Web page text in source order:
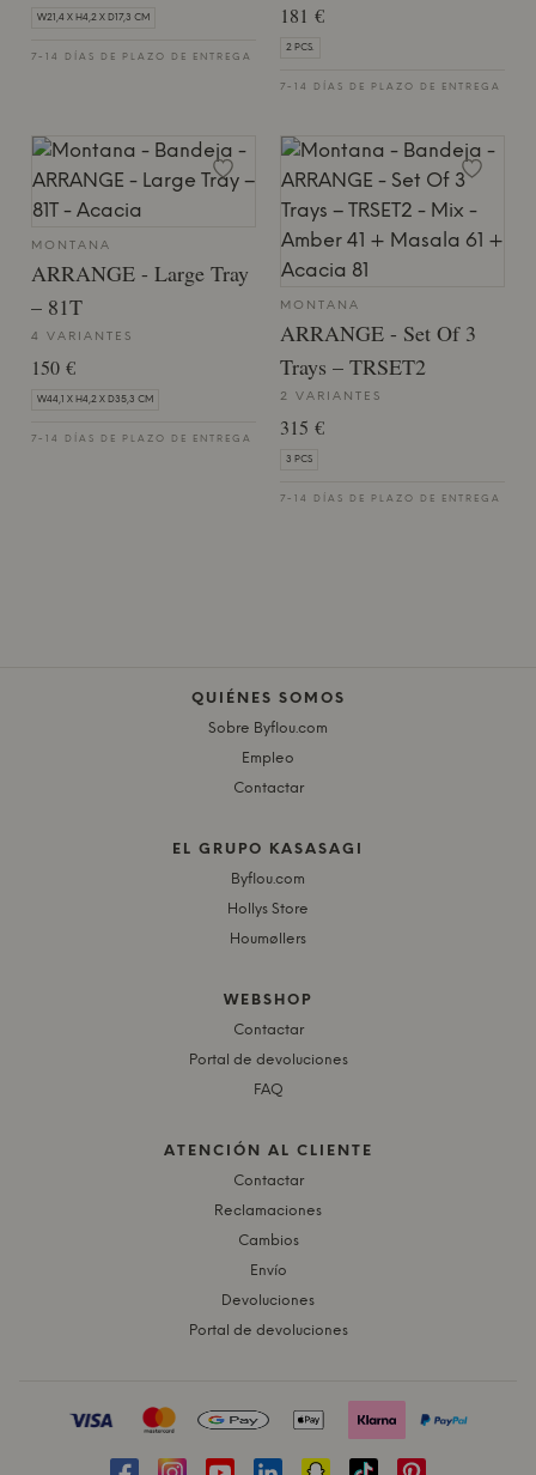
W21,4 X H4,2 X D17,3 CM
7-14 DÍAS DE PLAZO DE ENTREGA
181 €
2 PCS.
7-14 DÍAS DE PLAZO DE ENTREGA
MONTANA
ARRANGE - Large Tray
– 81T
4 VARIANTES
150 €
W44,1 X H4,2 X D35,3 CM
7-14 DÍAS DE PLAZO DE ENTREGA
MONTANA
ARRANGE - Set Of 3
Trays – TRSET2
2 VARIANTES
315 €
3 PCS
7-14 DÍAS DE PLAZO DE ENTREGA
QUIÉNES SOMOS
Sobre Byflou.com
Empleo
Contactar
EL GRUPO KASASAGI
Byflou.com
Hollys Store
Houmøllers
WEBSHOP
Contactar
Portal de devoluciones
FAQ
ATENCIÓN AL CLIENTE
Contactar
Reclamaciones
Cambios
Envío
Devoluciones
Portal de devoluciones